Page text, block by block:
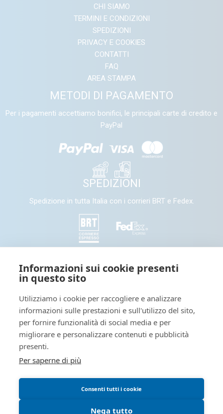
Informazioni sui cookie presenti
in questo sito
Utilizziamo i cookie per raccogliere e analizzare
informazioni sulle prestazioni e sull'utilizzo del sito,
per fornire funzionalità di social media e per
migliorare e personalizzare contenuti e pubblicità
presenti.
Per saperne di più
Consenti tutti i cookie
Nega tutto
CHI SIAMO
TERMINI E CONDIZIONI
SPEDIZIONI
PRIVACY E COOKIES
CONTATTI
FAQ
AREA STAMPA
METODI DI PAGAMENTO
Per i pagamenti accettiamo bonifici, le principali carte di credito e
PayPal
SPEDIZIONI
Spedizione in tutta Italia con i corrieri BRT e Fedex.
SEGUICI
Seguici e condividi con noi sui nostri canali social
Tieniti informato: leggi il nostro
Blog dedicato a novità interessanti sul mondo della stampa
Blog - OutsidePrint.info